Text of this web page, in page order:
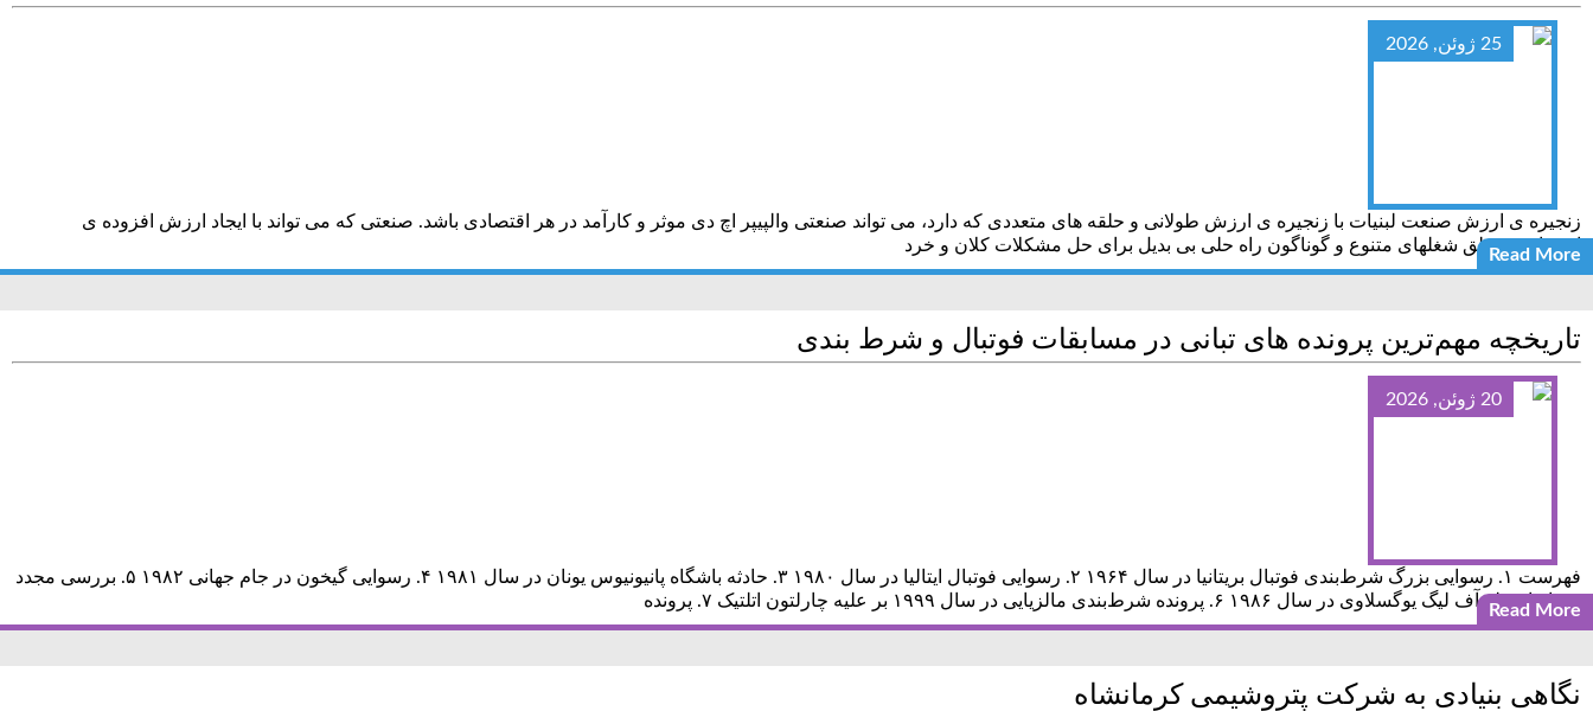
25 ژوئن, 2026
زنجیره ی ارزش صنعت لبنیات با زنجیره ی ارزش طولانی و حلقه های متعددی که دارد، می تواند صنعتی والپیپر اچ دی موثر و کارآمد در هر اقتصادی باشد. صنعتی که می تواند با ایجاد ارزش افزوده ی
اقتصادی و خلق شغلهای متنوع و گوناگون راه حلی بی بدیل برای حل مشکلات کلان و خرد
Read More
تاریخچه مهم‌ترین پرونده های تبانی در مسابقات فوتبال و شرط بندی
20 ژوئن, 2026
فهرست ۱. رسوایی بزرگ شرط‌بندی فوتبال بریتانیا در سال ۱۹۶۴ ۲. رسوایی فوتبال ایتالیا در سال ۱۹۸۰ ۳. حادثه باشگاه پانیونیوس یونان در سال ۱۹۸۱ ۴. رسوایی گیخون در جام جهانی ۱۹۸۲ ۵. بررسی مجدد
مسابقات پلی‌آف لیگ یوگسلاوی در سال ۱۹۸۶ ۶. پرونده شرط‌بندی مالزیایی در سال ۱۹۹۹ بر علیه چارلتون اتلتیک ۷. پرونده
Read More
نگاهی بنیادی به شرکت پتروشیمی کرمانشاه